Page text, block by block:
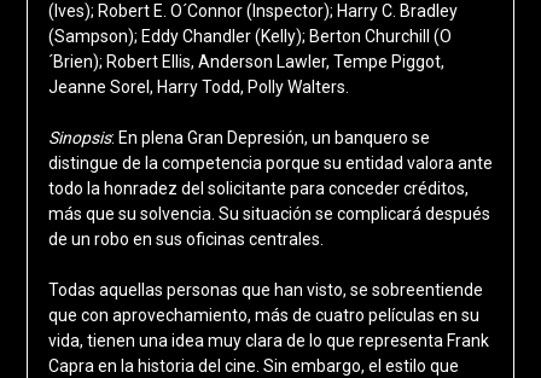
(Ives); Robert E. O´Connor (Inspector); Harry C. Bradley
(Sampson); Eddy Chandler (Kelly); Berton Churchill (O
´Brien); Robert Ellis, Anderson Lawler, Tempe Piggot,
Jeanne Sorel, Harry Todd, Polly Walters.
Sinopsis: En plena Gran Depresión, un banquero se
distingue de la competencia porque su entidad valora ante
todo la honradez del solicitante para conceder créditos,
más que su solvencia. Su situación se complicará después
de un robo en sus oficinas centrales.
Todas aquellas personas que han visto, se sobreentiende
que con aprovechamiento, más de cuatro películas en su
vida, tienen una idea muy clara de lo que representa Frank
Capra en la historia del cine. Sin embargo, el estilo que